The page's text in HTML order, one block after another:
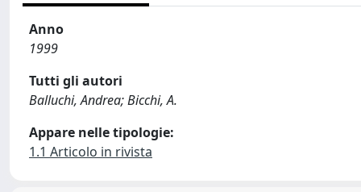
Anno
1999
Tutti gli autori
Balluchi, Andrea; Bicchi, A.
Appare nelle tipologie:
1.1 Articolo in rivista